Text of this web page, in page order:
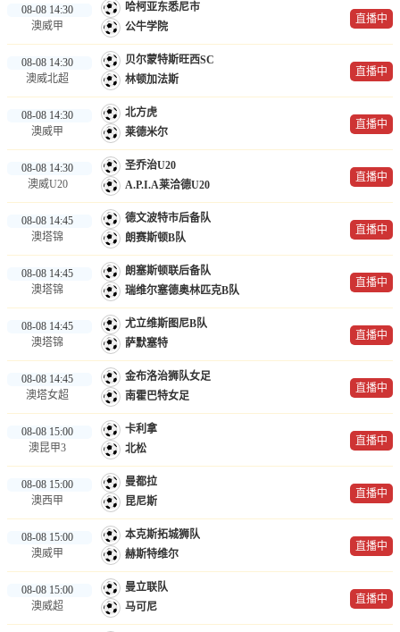
08-08 14:30
澳威甲
哈柯亚东悉尼市
公牛学院
直播中
08-08 14:30
澳威北超
贝尔蒙特斯旺西SC
林顿加法斯
直播中
08-08 14:30
澳威甲
北方虎
莱德米尔
直播中
08-08 14:30
澳威U20
圣乔治U20
A.P.I.A莱洽德U20
直播中
08-08 14:45
澳塔锦
德文波特市后备队
朗赛斯顿B队
直播中
08-08 14:45
澳塔锦
朗塞斯顿联后备队
瑞维尔塞德奥林匹克B队
直播中
08-08 14:45
澳塔锦
尤立维斯图尼B队
萨默塞特
直播中
08-08 14:45
澳塔女超
金布洛治狮队女足
南霍巴特女足
直播中
08-08 15:00
澳昆甲3
卡利拿
北松
直播中
08-08 15:00
澳西甲
曼都拉
昆尼斯
直播中
08-08 15:00
澳威甲
本克斯拓城狮队
赫斯特维尔
直播中
08-08 15:00
澳威超
曼立联队
马可尼
直播中